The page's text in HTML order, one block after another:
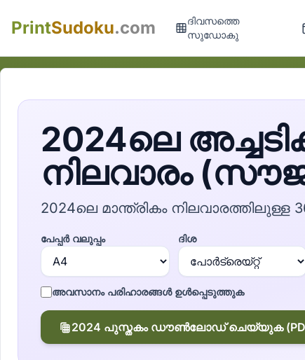
PrintSudoku.com
ദിവസത്തെ
സുഡോകു
2024ലെ
നിലവാരം
2024ലെ മാന്ത്രികം
പേപ്പർ വലുപ്പം ദിശ
അവസാനം പരിഹാരങ്ങൾ ഉൾപ്പെടുത്തുക
2024 പുസ്തകം ഡൗൺലോഡ് ചെയ്യുക